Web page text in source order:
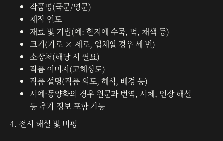
작품명(국문/영문)
제작 연도
재료 및 기법(예: 한지에 수묵, 먹, 채색 등)
크기(가로 × 세로, 입체일 경우 세 변)
소장처(해당 시 필요)
작품 이미지(고해상도)
작품 설명(작품 의도, 해석, 배경 등)
서예·동양화의 경우 원문과 번역, 서체, 인장 해설
등 추가 정보 포함 가능
4. 전시 해설 및 비평